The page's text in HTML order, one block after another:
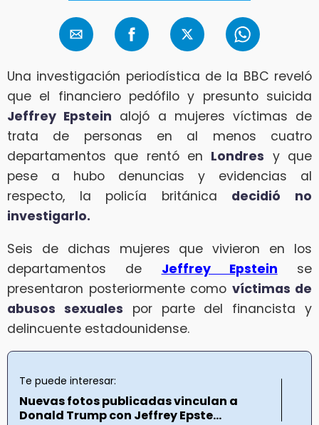
Una investigación periodística de la BBC reveló
que el financiero pedófilo y presunto suicida
Jeffrey Epstein alojó a mujeres víctimas de
trata de personas en al menos cuatro
departamentos que rentó en Londres y que
pese a hubo denuncias y evidencias al
respecto, la policía británica decidió no
investigarlo.
Seis de dichas mujeres que vivieron en los
departamentos de Jeffrey Epstein se
presentaron posteriormente como víctimas de
abusos sexuales por parte del financista y
delincuente estadounidense.
Te puede interesar:
Nuevas fotos publicadas vinculan a
Donald Trump con Jeffrey Epste...